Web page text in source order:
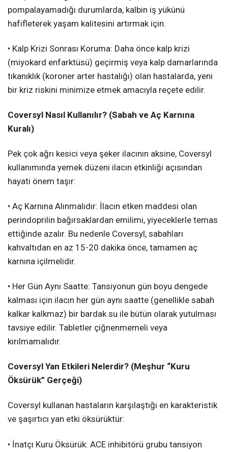
pompalayamadığı durumlarda, kalbin iş yükünü
hafifleterek yaşam kalitesini artırmak için.
• Kalp Krizi Sonrası Koruma: Daha önce kalp krizi
(miyokard enfarktüsü) geçirmiş veya kalp damarlarında
tıkanıklık (koroner arter hastalığı) olan hastalarda, yeni
bir kriz riskini minimize etmek amacıyla reçete edilir.
Coversyl Nasıl Kullanılır? (Sabah ve Aç Karnına
Kuralı)
Pek çok ağrı kesici veya şeker ilacının aksine, Coversyl
kullanımında yemek düzeni ilacın etkinliği açısından
hayati önem taşır:
• Aç Karnına Alınmalıdır: İlacın etken maddesi olan
perindoprilin bağırsaklardan emilimi, yiyeceklerle temas
ettiğinde azalır. Bu nedenle Coversyl, sabahları
kahvaltıdan en az 15-20 dakika önce, tamamen aç
karnına içilmelidir.
• Her Gün Aynı Saatte: Tansiyonun gün boyu dengede
kalması için ilacın her gün aynı saatte (genellikle sabah
kalkar kalkmaz) bir bardak su ile bütün olarak yutulması
tavsiye edilir. Tabletler çiğnenmemeli veya
kırılmamalıdır.
Coversyl Yan Etkileri Nelerdir? (Meşhur “Kuru
Öksürük” Gerçeği)
Coversyl kullanan hastaların karşılaştığı en karakteristik
ve şaşırtıcı yan etki öksürüktür:
• İnatçı Kuru Öksürük: ACE inhibitörü grubu tansiyon